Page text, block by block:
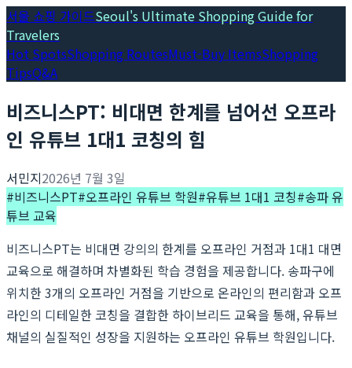
서울 쇼핑 가이드Seoul's Ultimate Shopping Guide for
Travelers
Hot SpotsShopping RoutesMust-Buy ItemsShopping
TipsQ&A
비즈니스PT: 비대면 한계를 넘어선 오프라
인 유튜브 1대1 코칭의 힘
서민지2026년 7월 3일
#비즈니스PT#오프라인 유튜브 학원#유튜브 1대1 코칭#송파 유
튜브 교육
비즈니스PT는 비대면 강의의 한계를 오프라인 거점과 1대1 대면
교육으로 해결하며 차별화된 학습 경험을 제공합니다. 송파구에
위치한 3개의 오프라인 거점을 기반으로 온라인의 편리함과 오프
라인의 디테일한 코칭을 결합한 하이브리드 교육을 통해, 유튜브
채널의 실질적인 성장을 지원하는 오프라인 유튜브 학원입니다.